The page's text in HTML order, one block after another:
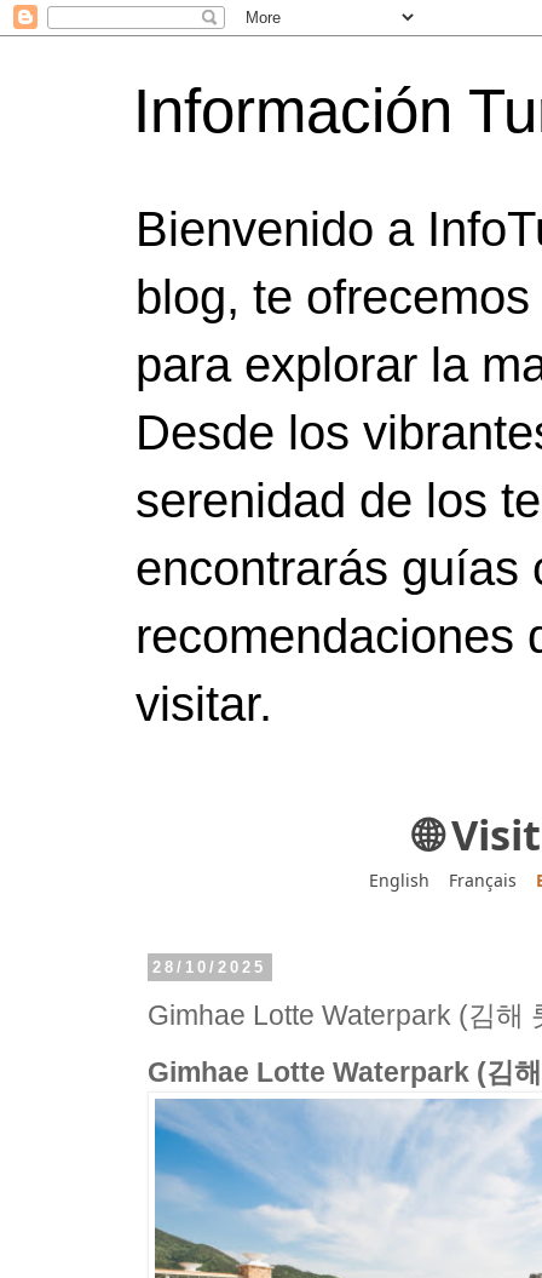
Información
Bienvenido a
blog, te
para explorar la
Desde los
serenidad de los
encontrarás guías
recomendaciones
visitar.
🌐
English Français
28/10/2025
Gimhae Lotte Waterpark (김해
Gimhae Lotte Waterpark (김